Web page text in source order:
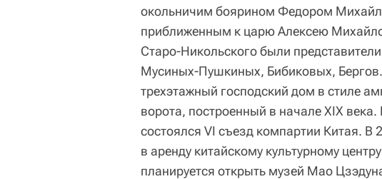
окольничим боярином Федором
приближенным к царю Алексею
Старо-Никольского были
Мусиных-Пушкиных, Бибиковых,
трехэтажный господский дом в стиле
ворота, построенный в начале XIX
состоялся VI съезд компартии Китая. В
в аренду китайскому культурному
планируется открыть музей Мао